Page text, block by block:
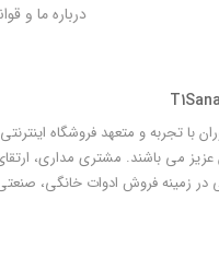
درباره ما و
با تجربه و متعهد فروشگاه
می باشند. مشتری مداری،
در زمینه فروش ادوات خانگی،